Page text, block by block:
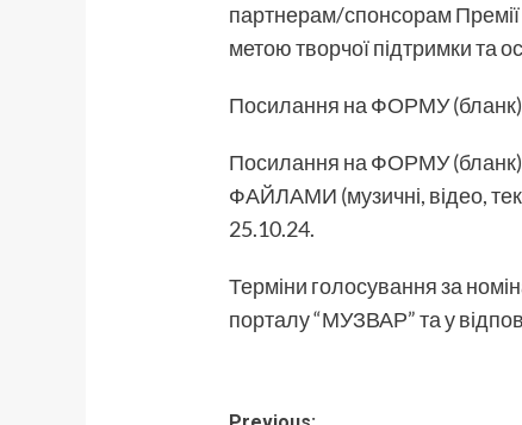
партнерам/спонсорам
метою творчої підтримки та
Посилання на ФОРМУ (бланк)
Посилання на ФОРМУ (бланк)
ФАЙЛАМИ (музичні, відео,
25.10.24.
Терміни голосування за
порталу “МУЗВАР” та у